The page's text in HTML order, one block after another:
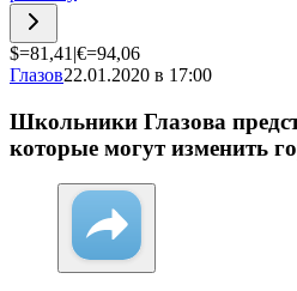
$=81,41 |€=94,06
Глазов22.01.2020 в 17:00
Школьники Глазова
которые могут изменить